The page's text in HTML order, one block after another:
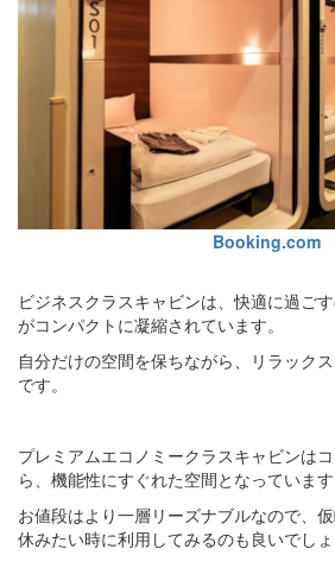
Booking.com
ビジネスクラスキャビンは、快適に過ご
がコンパクトに凝縮されています。
自分だけの空間を保ちながら、リラック
です。
プレミアムエコノミークラスキャビンは
ら、機能性にすぐれた空間となっています
お値段はより一層リーズナブルなので、
休みたい時に利用してみるのも良いでしょ